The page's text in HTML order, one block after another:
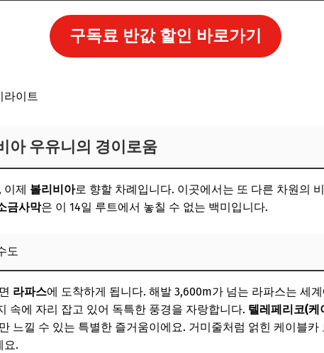
구독료 반값 할인 바로가기
아 우유니의 경이로움
이제 볼리비아로 향할 차례입니다. 이곳에서는 또 다른 차원의
금사막은 이 14일 루트에서 놓칠 수 없는 백미입니다.
도
라파스에 도착하게 됩니다. 해발 3,600m가 넘는 라파스는 세
속에 자리 잡고 있어 독특한 풍경을 자랑합니다. 텔레페리코(케
느낄 수 있는 특별한 즐거움이에요. 거미줄처럼 얽힌 케이블
요.